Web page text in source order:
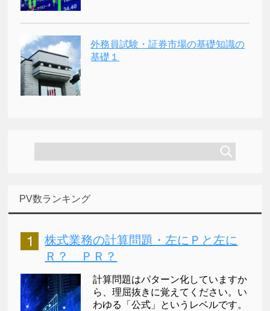
外務員試験・証券市場の基礎知識の
基礎１
PV数ランキング
株式業務の計算問題・左にＰと左に
Ｒ？ ＰＲ？
計算問題はパターン化していますか
ら、理屈抜きに覚えてください。い
わゆる「公式」というレベルです。